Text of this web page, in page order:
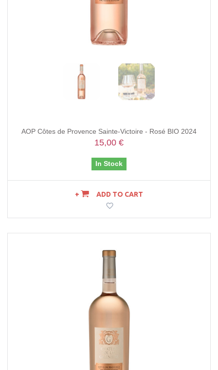
AOP Côtes de Provence Sainte-Victoire - Rosé BIO 2024
15,00 €
In Stock
ADD TO CART